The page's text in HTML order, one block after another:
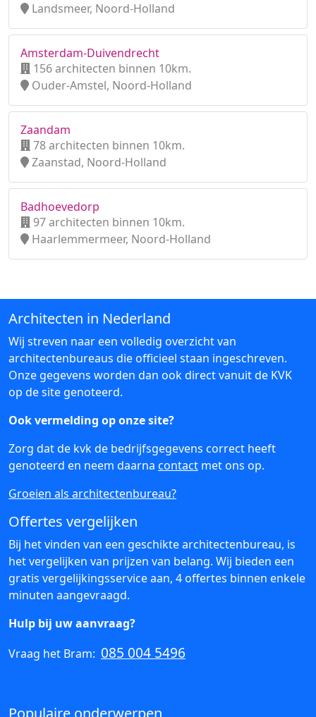
Landsmeer, Noord-Holland
Amsterdam-Duivendrecht
156 architecten binnen 10km.
Ouder-Amstel, Noord-Holland
Zaandam
78 architecten binnen 10km.
Zaanstad, Noord-Holland
Badhoevedorp
97 architecten binnen 10km.
Haarlemmermeer, Noord-Holland
Architecten in Nederland
Wij streven naar een volledig overzicht van
architectenbureaus die officieel staan ingeschreven.
Onze gegevens worden dan ook direct vanuit de KVK
op de site genoteerd.
Ook vermelding op onze site?
Zorg dat de kvk de bedrijfsgegevens correct heeft
genoteerd en neem daarna contact met ons op.
Groeien als architectenbureau?
Offertes vergelijken
Bij het vinden van een geschikte architectenbureau, is
het vergelijken van prijzen van belang. Wij bieden een
gratis vergelijkingsservice aan, 4 offertes binnen enkele
minuten aangevraagd.
Hulp bij uw aanvraag?
Vraag het Bram: 085 004 5496
Populaire onderwerpen